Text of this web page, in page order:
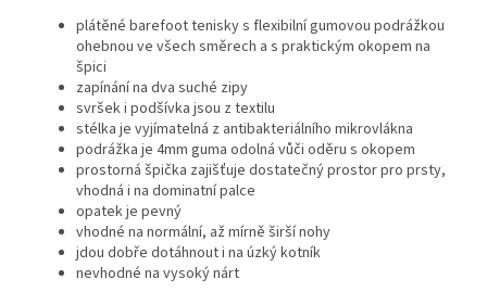
plátěné barefoot tenisky s flexibilní gumovou podrážkou
ohebnou ve všech směrech a s praktickým okopem na
špici
zapínání na dva suché zipy
svršek i podšívka jsou z textilu
stélka je vyjímatelná z antibakteriálního mikrovlákna
podrážka je 4mm guma odolná vůči oděru s okopem
prostorná špička zajišťuje dostatečný prostor pro prsty,
vhodná i na dominatní palce
opatek je pevný
vhodné na normální, až mírně širší nohy
jdou dobře dotáhnout i na úzký kotník
nevhodné na vysoký nárt